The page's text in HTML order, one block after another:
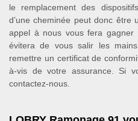
le remplacement des
d’une cheminée peut donc être
appel à nous vous fera
évitera de vous salir les
remettre un certificat de
à-vis de votre assurance. Si
contactez-nous.